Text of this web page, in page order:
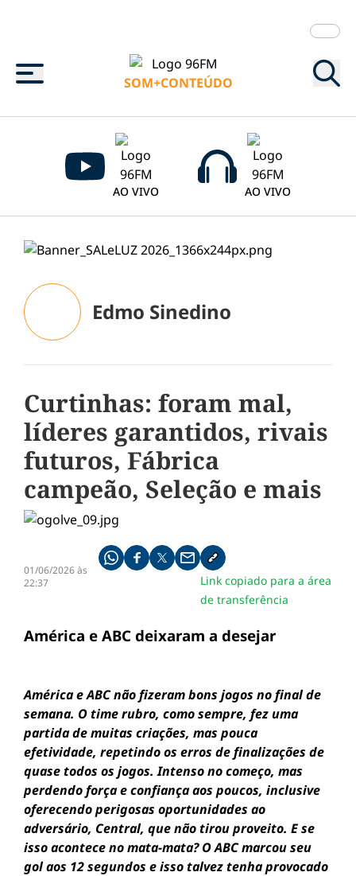
Menu
SOM+CONTEÚDO
AO VIVO AO VIVO
Edmo Sinedino
Curtinhas: foram mal,
líderes garantidos, rivais
futuros, Fábrica
campeão, Seleção e mais
01/06/2026 às
22:37
Compartilhe pelo whatsapp
Compartilhar no facebook
Compartilhar no twitter
Compartilhe pelo email
Copiar link da notícia
Link copiado para a área
de transferência
América e ABC deixaram a desejar
América e ABC não fizeram bons jogos no final de
semana. O time rubro, como sempre, fez uma
partida de muitas criações, mas pouca
efetividade, repetindo os erros de finalizações de
quase todos os jogos. Intenso no começo, mas
perdendo força e confiança aos poucos, inclusive
oferecendo perigosas oportunidades ao
adversário, Central, que não tirou proveito. E se
isso acontece no mata-mata? O ABC marcou seu
gol aos 12 segundos e isso talvez tenha provocado